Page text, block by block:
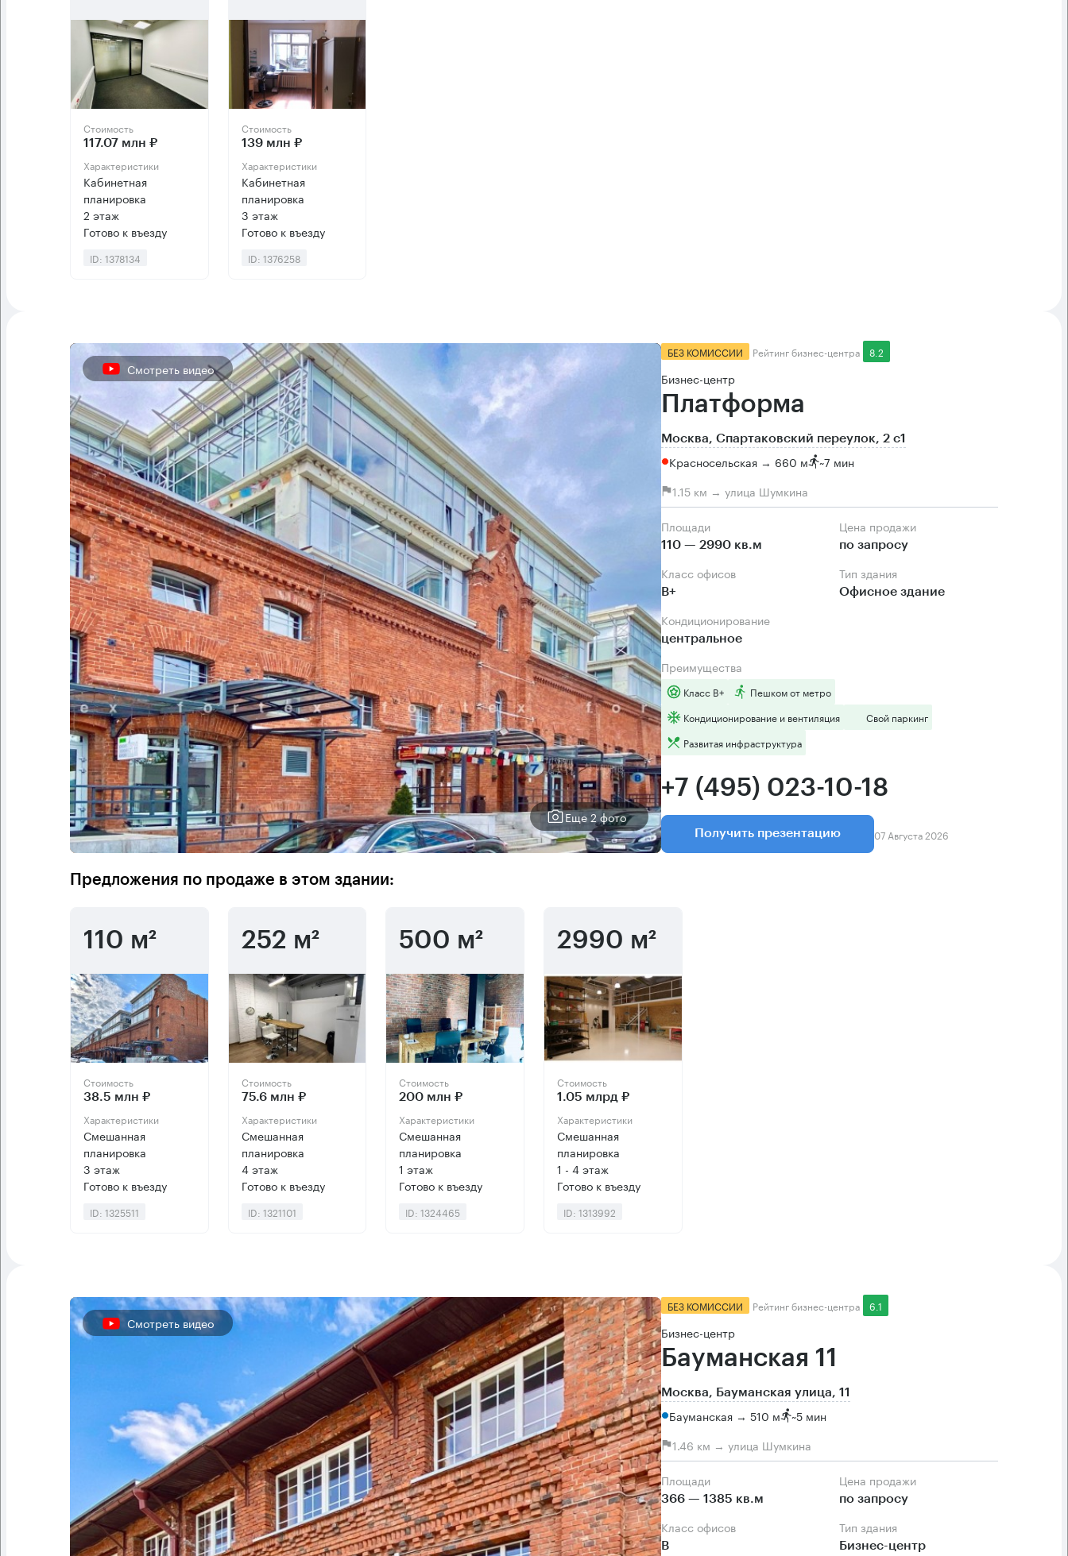
Стоимость
117.07 млн ₽
Характеристики
Кабинетная
планировка
2 этаж
Готово к въезду
ID: 1378134
Стоимость
139 млн ₽
Характеристики
Кабинетная
планировка
3 этаж
Готово к въезду
ID: 1376258
Смотреть видео
Еще 2 фото
БЕЗ КОМИССИИ Рейтинг бизнес-центра 8.2
Бизнес-центр
Платформа
Москва, Спартаковский переулок, 2 с1
Красносельская → 660 м ~7 мин
1.15 км → улица Шумкина
Площади
110 — 2990 кв.м
Цена продажи
по запросу
Класс офисов
B+
Тип здания
Офисное здание
Кондиционирование
центральное
Преимущества
Класс B+
Пешком от метро
Кондиционирование и вентиляция
Свой паркинг
Развитая инфраструктура
+7 (495) 023-10-18
Получить презентацию 07 Августа 2026
Предложения по продаже в этом здании:
110 м²
Стоимость
38.5 млн ₽
Характеристики
Смешанная
планировка
3 этаж
Готово к въезду
ID: 1325511
252 м²
Стоимость
75.6 млн ₽
Характеристики
Смешанная
планировка
4 этаж
Готово к въезду
ID: 1321101
500 м²
Стоимость
200 млн ₽
Характеристики
Смешанная
планировка
1 этаж
Готово к въезду
ID: 1324465
2990 м²
Стоимость
1.05 млрд ₽
Характеристики
Смешанная
планировка
1 - 4 этаж
Готово к въезду
ID: 1313992
Смотреть видео
БЕЗ КОМИССИИ Рейтинг бизнес-центра 6.1
Бизнес-центр
Бауманская 11
Москва, Бауманская улица, 11
Бауманская → 510 м ~5 мин
1.46 км → улица Шумкина
Площади
366 — 1385 кв.м
Цена продажи
по запросу
Класс офисов
B
Тип здания
Бизнес-центр